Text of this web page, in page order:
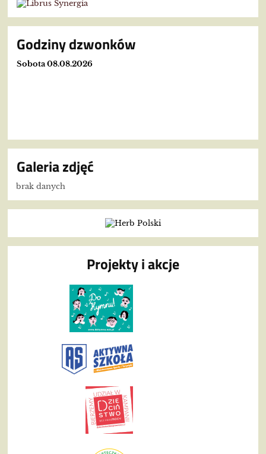
Godziny dzwonków
Sobota 08.08.2026
Galeria zdjęć
brak danych
Projekty i akcje